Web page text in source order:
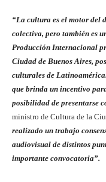
“La cultura es el motor del
colectiva, pero también es
Producción Internacional
Ciudad de Buenos Aires,
culturales de
que brinda un incentivo
posibilidad de presentarse
ministro de Cultura de la
realizado un trabajo
audiovisual de distintos
importante convocatoria”.